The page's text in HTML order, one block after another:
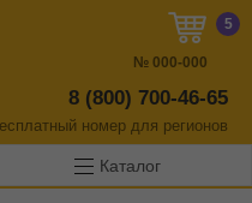
8 (800) 700-46-65
номер для регионов
5
№ 000-000
Каталог